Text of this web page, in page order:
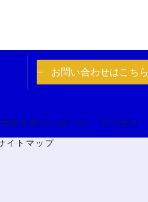
お問い合わせはこちら
からのメッセージ アクセス
イトマップ